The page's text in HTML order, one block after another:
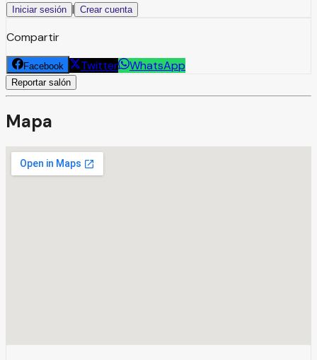
Iniciar sesión | Crear cuenta
Compartir
Facebook Twitter WhatsApp
Reportar salón
Mapa